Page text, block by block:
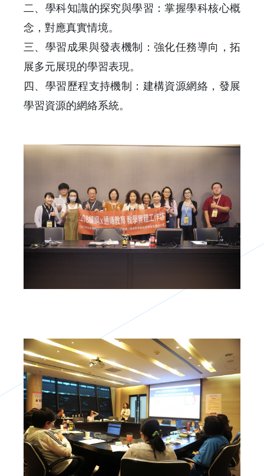
二、學科知識的探究與學習：掌握學科核心概
念，對應真實情境。
三、學習成果與發表機制：強化任務導向，拓
展多元展現的學習表現。
四、學習歷程支持機制：建構資源網絡，發展
學習資源的網絡系統。